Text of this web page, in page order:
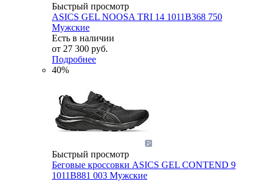
Быстрый просмотр
ASICS GEL NOOSA TRI 14 1011B368 750
Мужские
Есть в наличии
от 27 300 руб.
Подробнее
40%
Быстрый просмотр
Беговые кроссовки ASICS GEL CONTEND 9
1011B881 003 Мужские